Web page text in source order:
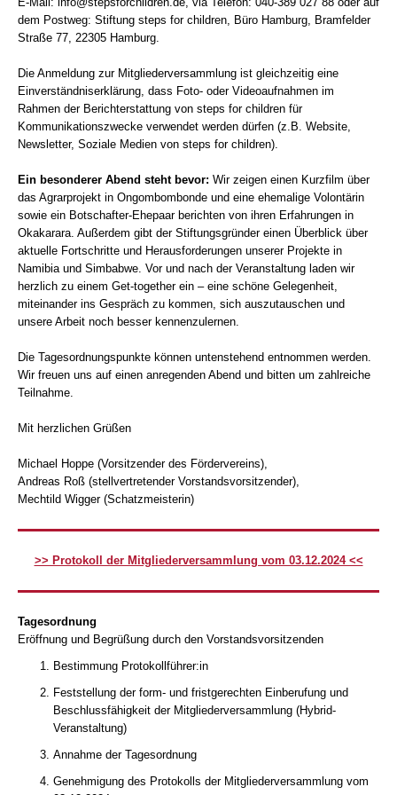
dem Postweg: Stiftung steps for children, Büro Hamburg, Bramfelder
Straße 77, 22305 Hamburg.
Die Anmeldung zur Mitgliederversammlung ist gleichzeitig eine
Einverständniserklärung, dass Foto- oder Videoaufnahmen im
Rahmen der Berichterstattung von steps for children für
Kommunikationszwecke verwendet werden dürfen (z.B. Website,
Newsletter, Soziale Medien von steps for children).
Ein besonderer Abend steht bevor: Wir zeigen einen Kurzfilm über
das Agrarprojekt in Ongombombonde und eine ehemalige Volontärin
sowie ein Botschafter-Ehepaar berichten von ihren Erfahrungen in
Okakarara. Außerdem gibt der Stiftungsgründer einen Überblick über
aktuelle Fortschritte und Herausforderungen unserer Projekte in
Namibia und Simbabwe. Vor und nach der Veranstaltung laden wir
herzlich zu einem Get-together ein – eine schöne Gelegenheit,
miteinander ins Gespräch zu kommen, sich auszutauschen und
unsere Arbeit noch besser kennenzulernen.
Die Tagesordnungspunkte können untenstehend entnommen werden.
Wir freuen uns auf einen anregenden Abend und bitten um zahlreiche
Teilnahme.
Mit herzlichen Grüßen
Michael Hoppe (Vorsitzender des Fördervereins),
Andreas Roß (stellvertretender Vorstandsvorsitzender),
Mechtild Wigger (Schatzmeisterin)
>> Protokoll der Mitgliederversammlung vom 03.12.2024 <<
Tagesordnung
Eröffnung und Begrüßung durch den Vorstandsvorsitzenden
Bestimmung Protokollführer:in
Feststellung der form- und fristgerechten Einberufung und
Beschlussfähigkeit der Mitgliederversammlung (Hybrid-
Veranstaltung)
Annahme der Tagesordnung
Genehmigung des Protokolls der Mitgliederversammlung vom